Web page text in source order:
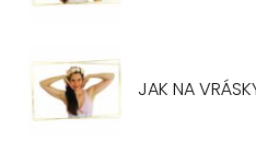
JAK NA